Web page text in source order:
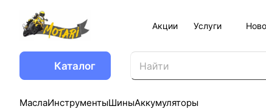
Акции Услуги
Каталог
МаслаИнструментыШиныАккумуляторы